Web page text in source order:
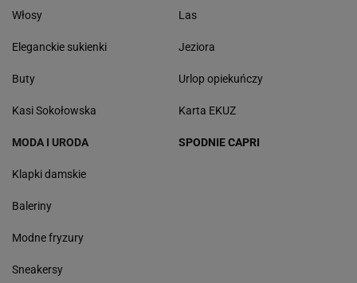
Włosy
Eleganckie sukienki
Buty
Kasi Sokołowska
Las
Jeziora
Urlop opiekuńczy
Karta EKUZ
MODA I URODA
Klapki damskie
Baleriny
Modne fryzury
Sneakersy
SPODNIE CAPRI